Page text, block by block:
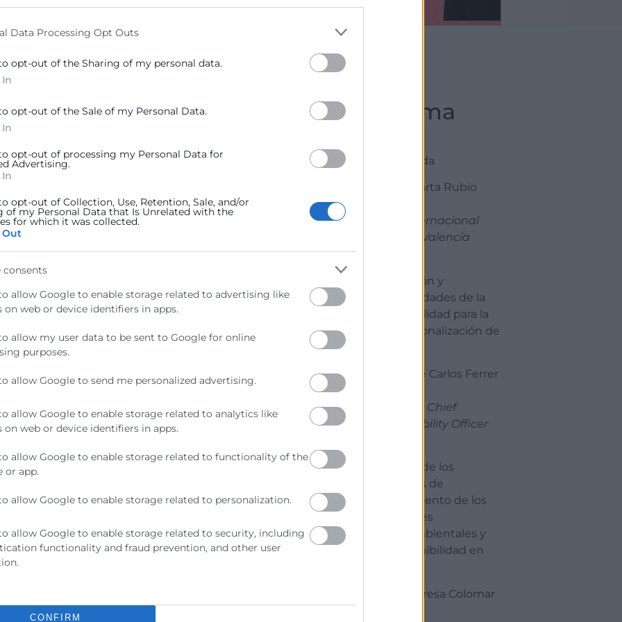
specified purposes in below Google consent section.
Data Processing Opt Outs
opt-out of the Sharing of my personal data.
opt-out of the Sale of my Personal Data.
opt-out of processing my Personal Data for
Advertising.
opt-out of Collection, Use, Retention, Sale, and/or
of my Personal Data that Is Unrelated with the
for which it was collected.
consents
allow Google to enable storage related to advertising like
on web or device identifiers in apps.
allow my user data to be sent to Google for online
purposes.
allow Google to send me personalized advertising.
allow Google to enable storage related to analytics like
on web or device identifiers in apps.
allow Google to enable storage related to functionality of the
or app.
allow Google to enable storage related to personalization.
allow Google to enable storage related to security, including
functionality and fraud prevention, and other user
CONFIRM
un criterio esencial para la internacionalización de Grandes
para acceder a nuevos mercados, licitar productos y
de valor de grandes multinacionales.
que quieran conocer cómo la sostenibilidad es un factor
internacionales y para aquellas interesadas en
Parlamento Europeo y del Consejo, de 27 de abril de 2016,
respecta al tratamiento de datos personales y a la libre
por usted facilitados a través de la inscripción en el
de CÁMARA VALENCIA y cedidos a los colaboradores
Programa
Bienvenida
Sra. Dª Marta Rubio
Dpto Internacional
Cámara Valencia
Regulación y
Oportunidades de la
Sostenibilidad para la
internacionalización de
Sr. D. José Carlos Ferrer
CEO Your Chief
Sustainability Officer
Impacto de los
requisitos de
cumplimiento de los
estándares
medioambientales y
de sostenibilidad en
Sra. Dª. Teresa Colomar